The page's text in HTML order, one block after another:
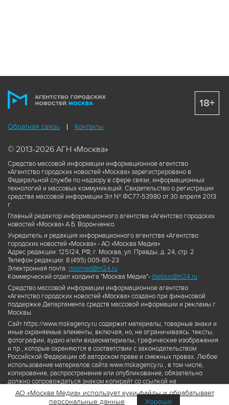
Обратная связь Контакты
© 2013-2026 АГН «Москва»
Средство массовой информации информационное агентство
«Агентство городских новостей «Москва» зарегистрировано в
Федеральной службе по надзору в сфере связи, информационных
технологий и массовых коммуникаций. Свидетельство о регистрации
средства массовой информации Эл № ФС77-53980 от 30 апреля 2013
г.
Главный редактор информационного агентства «Агентство городских
новостей «Москва» А.Б. Воронченко.
Учредитель и редакция информационного агентства «Агентство
городских новостей «Москва» - АО «Москва Медиа».
Адрес редакции: 125124, РФ, г. Москва, ул. Правды, д. 24, стр. 2
Телефон редакции: 8 (495) 009-80-23
Электронная почта: mosmed@m24.ru
Коммерческий отдел холдинга "Москва Медиа"- ibelous@m24.ru
Средство массовой информации информационное агентство
«Агентство городских новостей «Москва» создано при финансовой
поддержке Департамента средств массовой информации и рекламы г.
Москвы.
Сайт https://www.mskagency.ru содержит материалы, товарные знаки и
иные охраняемые элементы, включая, но, не ограничиваясь: тексты,
фотографии, аудио и/или видеоматериалы, графические изображения
и пр., которые охраняются в соответствии с законодательством
Российской Федерации об авторском праве и смежных правах. Любое
использование материалов сайта www.mskagency.ru , в том числе,
копирование, распространение или опубликование, обязательно
должно сопровождаться знаком копирайт со ссылкой на
правообладателя © АО «Москва Медиа», а также гиперссылкой на сайт
www.mskagency.ru как на первоисточник информации. Переработка
18+
АО «Москва Медиа» использует куки-файлы и обрабатывает
персональные данные
Хорошо